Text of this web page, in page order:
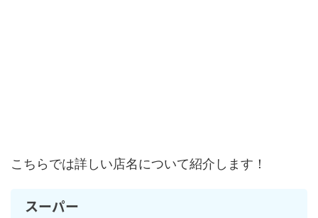
こちらでは詳しい店名について紹介します！
スーパー